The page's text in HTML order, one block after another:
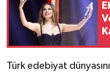
Türk edebiyat